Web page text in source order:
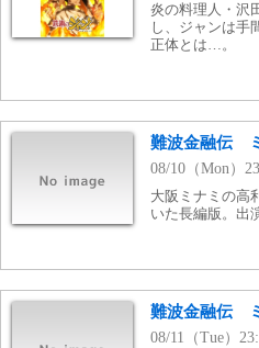
炎の料理人・沢
し、ジャンは手
正体とは…。
難波金融伝
08/10（Mon）
大阪ミナミの高
いた長編版。出
難波金融伝
08/11（Tue）